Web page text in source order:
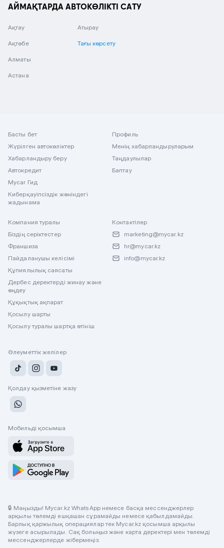
АЙМАҚТАРДА АВТОКӨЛІКТІ САТУ
Ақтау
Ақтөбе
Алматы
Астана
Атырау
Тағы көрсету
Басты бет
Жүрілген автокөліктер
Хабарландыру беру
Автокредит
Mycar Гид
Киберқауіпсіздік жөніндегі
жадынама
Профиль
Менің хабарландыруларым
Таңдаулылар
Баптау
Компания туралы
Біздің серіктестер
Франшиза
Пайдаланушы келісімі
Құпиялылық саясаты
Дербес деректерді жинау және
өңдеу
Құқықтық ақпарат
Қосылу шарты
Қосылу туралы шартқа өтініш
Контактілер
marketing@mycar.kz
hr@mycar.kz
info@mycar.kz
Әлеуметтік желілер
Қолдау қызметіне жазу
Мобильді қосымша
🔒 Маңызды! Mycar.kz WhatsApp немесе басқа мессенджерлер
арқылы төлемді ешқашан сұрамайды немесе қабылдамайды.
Барлық қаржылық операциялар тек Mycar.kz қосымша арқылы
жүзеге асырылады. Сақ болыңыз және карта деректері мен төлемді
мессенджерлерде жібермеңіз.